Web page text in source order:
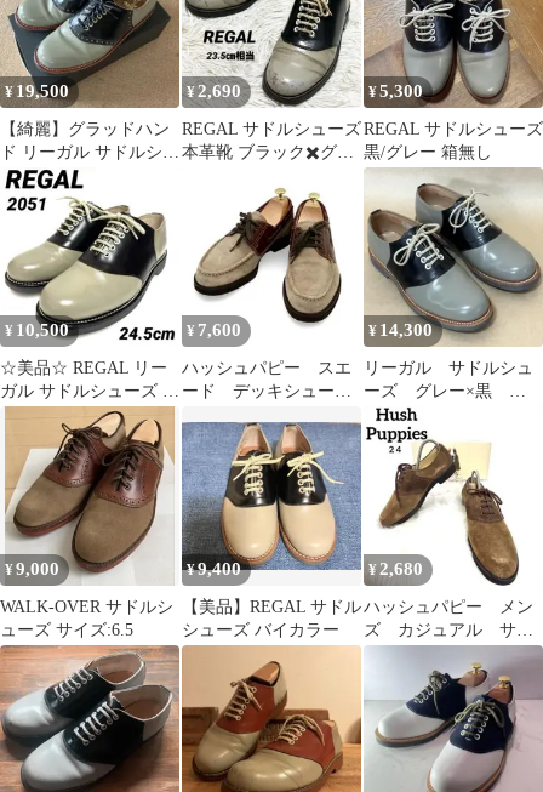
¥ 19,500
【綺麗】グラッドハン
ド リーガル サドルシュ
ーズ regal gladhand
¥ 2,690
REGAL サドルシューズ
本革靴 ブラック✖️グレ
¥5,300
REGAL サドルシューズ
黒/グレー 箱無し
¥ 10,500
☆美品☆ REGAL リー
ガル サドルシューズ 革
靴 2051 24.5cm
¥ 7,600
ハッシュパピー スエ
ード デッキシュー
¥ 14,300
リーガル サドルシュ
ーズ グレー×黒
24cm
¥9,000
WALK-OVER サドルシ
ューズ サイズ:6.5
¥9,400
【美品】REGAL サドル
シューズ バイカラー
¥2,680
ハッシュパピー メン
ズ カジュアル サド
ド ブラウン 24